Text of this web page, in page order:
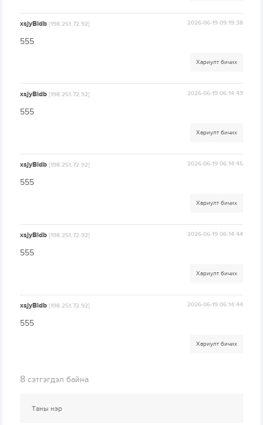
xsjyBldb[198.251.72.92] 2026-06-19 09:19:38
555
Хариулт бичих
xsjyBldb[198.251.72.92] 2026-06-19 06:14:49
555
Хариулт бичих
xsjyBldb[198.251.72.92] 2026-06-19 06:14:45
555
Хариулт бичих
xsjyBldb[198.251.72.92] 2026-06-19 06:14:44
555
Хариулт бичих
xsjyBldb[198.251.72.92] 2026-06-19 06:14:44
555
Хариулт бичих
8 сэтгэгдэл байна